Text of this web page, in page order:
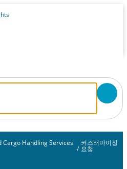
Handling Services
/
커스터마이징
요청